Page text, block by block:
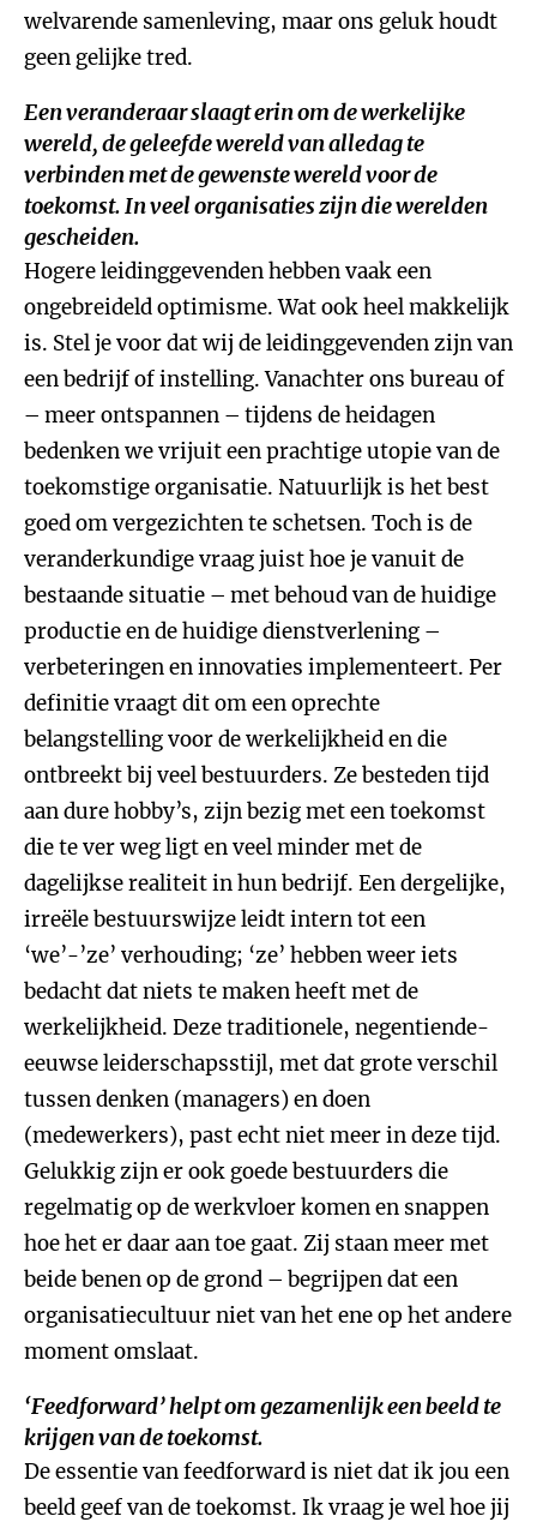
welvarende samenleving, maar ons geluk houdt
geen gelijke tred.
Een veranderaar slaagt erin om de werkelijke
wereld, de geleefde wereld van alledag te
verbinden met de gewenste wereld voor de
toekomst. In veel organisaties zijn die werelden
gescheiden.
Hogere leidinggevenden hebben vaak een
ongebreideld optimisme. Wat ook heel makkelijk
is. Stel je voor dat wij de leidinggevenden zijn van
een bedrijf of instelling. Vanachter ons bureau of
– meer ontspannen – tijdens de heidagen
bedenken we vrijuit een prachtige utopie van de
toekomstige organisatie. Natuurlijk is het best
goed om vergezichten te schetsen. Toch is de
veranderkundige vraag juist hoe je vanuit de
bestaande situatie – met behoud van de huidige
productie en de huidige dienstverlening –
verbeteringen en innovaties implementeert. Per
definitie vraagt dit om een oprechte
belangstelling voor de werkelijkheid en die
ontbreekt bij veel bestuurders. Ze besteden tijd
aan dure hobby’s, zijn bezig met een toekomst
die te ver weg ligt en veel minder met de
dagelijkse realiteit in hun bedrijf. Een dergelijke,
irreële bestuurswijze leidt intern tot een
‘we’-’ze’ verhouding; ‘ze’ hebben weer iets
bedacht dat niets te maken heeft met de
werkelijkheid. Deze traditionele, negentiende-
eeuwse leiderschapsstijl, met dat grote verschil
tussen denken (managers) en doen
(medewerkers), past echt niet meer in deze tijd.
Gelukkig zijn er ook goede bestuurders die
regelmatig op de werkvloer komen en snappen
hoe het er daar aan toe gaat. Zij staan meer met
beide benen op de grond – begrijpen dat een
organisatiecultuur niet van het ene op het andere
moment omslaat.
‘Feedforward’ helpt om gezamenlijk een beeld te
krijgen van de toekomst.
De essentie van feedforward is niet dat ik jou een
beeld geef van de toekomst. Ik vraag je wel hoe jij